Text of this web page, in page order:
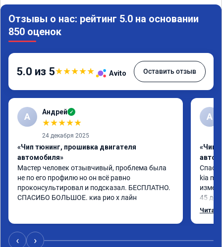
Отзывы о нас: рейтинг 5.0 на основании
850 оценок
5.0 из 5★★★★★ Avito Оставить отзыв
А Андрей ✓
★★★★★
24 декабря 2025
«Чип тюнинг, прошивка двигателя
автомобиля»
Мастер человек отзывчивый, проблема была
не по его профилю но он всё равно
проконсультировал и подсказал. БЕСПЛАТНО.
СПАСИБО БОЛЬШОЕ. киа рио х лайн
A
«Чип
kia
45
‹ ›